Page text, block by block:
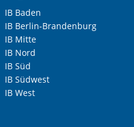
IB Baden
IB Berlin-Brandenburg
IB Mitte
IB Nord
IB Süd
IB Südwest
IB West